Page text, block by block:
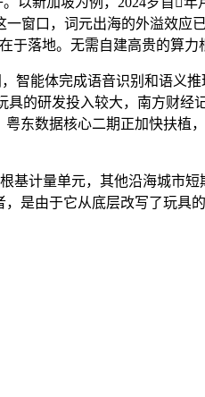
窗口，词元出海的外溢效
于落地。无需自建高贵的算力
能体完成语音识别和语义
的研发投入较大，南方财
数据核心二期正加快扶植
量单元，其他沿海城市短
是由于它从底层改写了玩具